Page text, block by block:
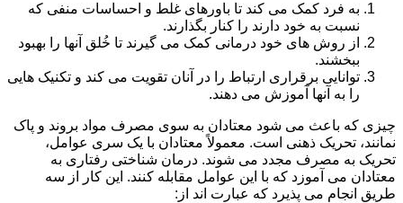
به فرد کمک می کند تا باورهای غلط و احساسات منفی که
نسبت به خود دارند را کنار بگذارند.
از روش های خود درمانی کمک می گیرند تا خُلق آنها را بهبود
ببخشند.
توانایی برقراری ارتباط را در آنان تقویت می کند و تکنیک هایی
را به آنها آموزش می دهند.
چیزی که باعث می شود معتادان به سوی مصرف مواد بروند و پاک
نمانند، تحریک ذهنی است. معمولاً معتادان با یک سری عوامل،
تحریک به مصرف مجدد می شوند. درمان شناختی رفتاری به
معتادان می آموزد که با این عوامل مقابله کنند. این کار از سه
طریق انجام می پذیرد که عبارت اند از: